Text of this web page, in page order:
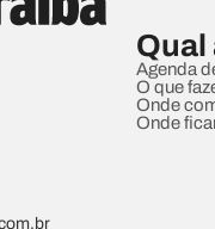
Qual
Agenda
O que
Onde
Onde